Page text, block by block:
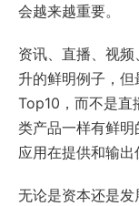
会越来越重要。
资讯、直播、视
升的鲜明例子，
Top10，而不是直
类产品一样有鲜
应用在提供和输出
无论是资本还是